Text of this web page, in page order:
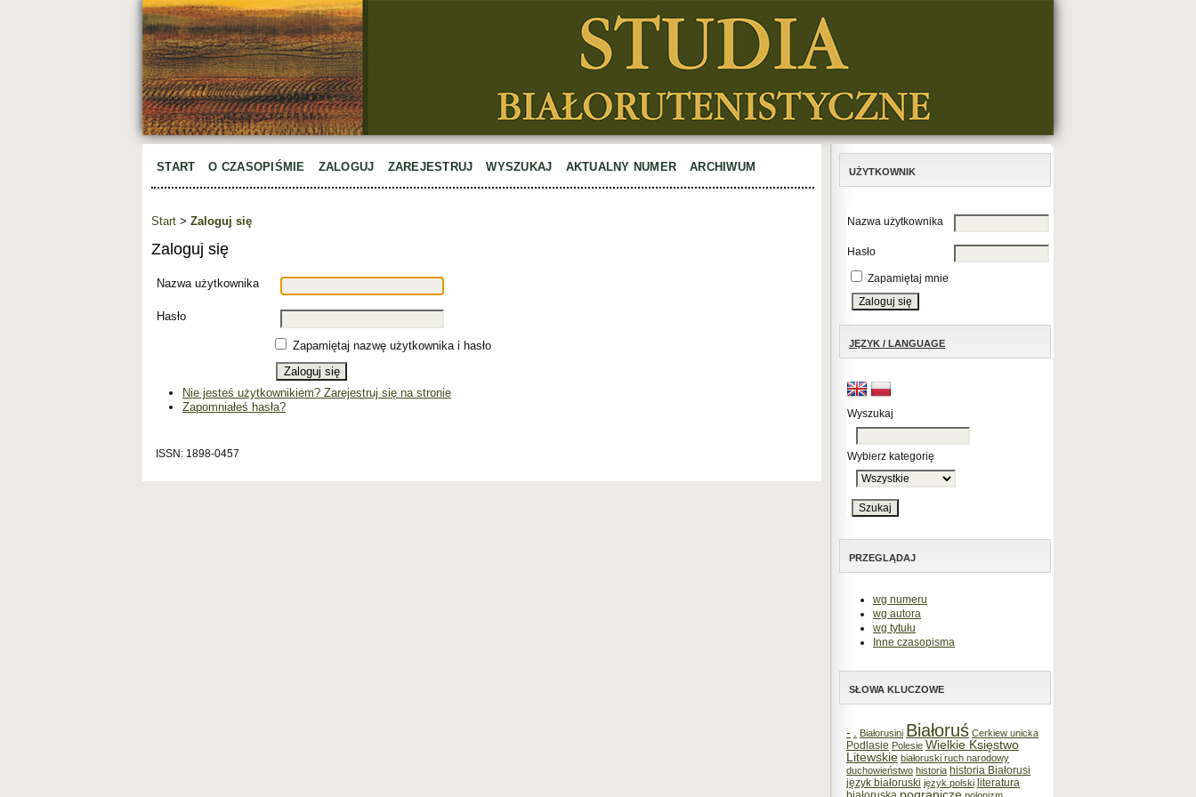
UŻYTKOWNIK
Nazwa użytkownika
Hasło
Zapamiętaj mnie
JĘZYK / LANGUAGE
Wyszukaj
Wybierz kategorię
PRZEGLĄDAJ
wg numeru
wg autora
wg tytułu
Inne czasopisma
SŁOWA KLUCZOWE
- . Białorusini Białoruś Cerkiew unicka
Podlasie Polesie Wielkie Księstwo
Litewskie białoruski ruch narodowy
duchowieństwo historia historia Białorusi
język białoruski język polski literatura
START O CZASOPIŚMIE ZALOGUJ ZAREJESTRUJ WYSZUKAJ AKTUALNY NUMER ARCHIWUM
Start > Zaloguj się
Zaloguj się
Nazwa użytkownika
Hasło
Zapamiętaj nazwę użytkownika i hasło
Nie jesteś użytkownikiem? Zarejestruj się na stronie
Zapomniałeś hasła?
ISSN: 1898-0457